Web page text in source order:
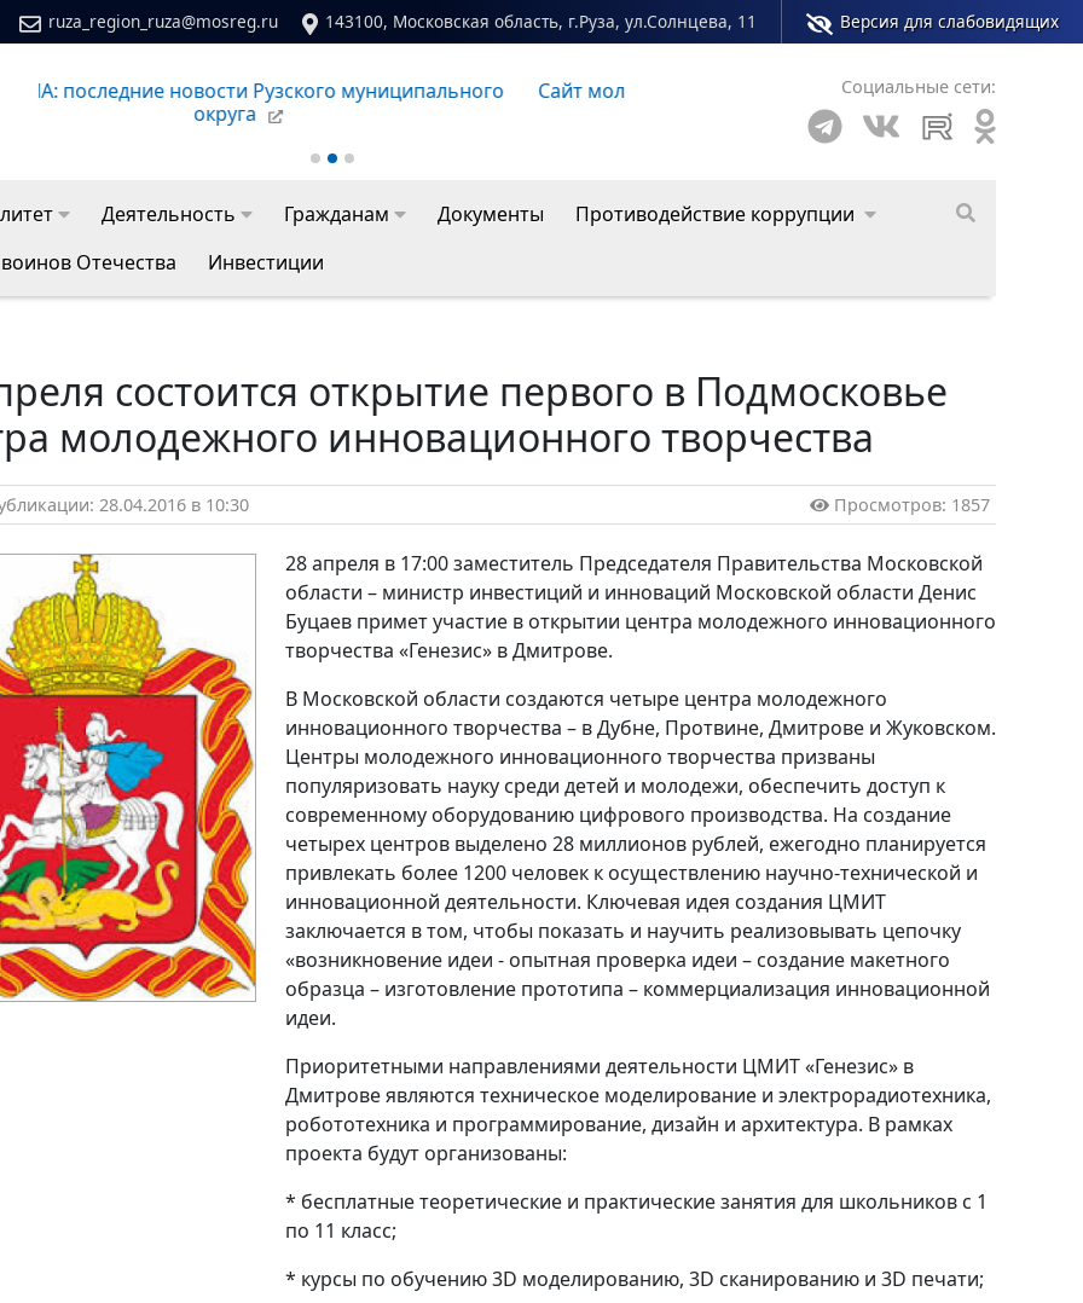
ruza_region_ruza@mosreg.ru 143100, Московская область, г.Руза, ул.Солнцева, 11 Версия для слабовидящих
Сайт молодежного центра Рузского муниципального округа Социальные сети:
Деятельность Гражданам Документы
Противодействие коррупции
Отечества
Инвестиции
состоится открытие первого в Подмосковье
молодежного инновационного творчества
28.04.2016 в 10:30 Просмотров: 1857
28 апреля в 17:00 заместитель Председателя Правительства Московской
области – министр инвестиций и инноваций Московской области Денис
Буцаев примет участие в открытии центра молодежного инновационного
творчества «Генезис» в Дмитрове.
В Московской области создаются четыре центра молодежного
инновационного творчества – в Дубне, Протвине, Дмитрове и Жуковском.
Центры молодежного инновационного творчества призваны
популяризовать науку среди детей и молодежи, обеспечить доступ к
современному оборудованию цифрового производства. На создание
четырех центров выделено 28 миллионов рублей, ежегодно планируется
привлекать более 1200 человек к осуществлению научно-технической и
инновационной деятельности. Ключевая идея создания ЦМИТ
заключается в том, чтобы показать и научить реализовывать цепочку
«возникновение идеи - опытная проверка идеи – создание макетного
образца – изготовление прототипа – коммерциализация инновационной
идеи.
Приоритетными направлениями деятельности ЦМИТ «Генезис» в
Дмитрове являются техническое моделирование и электрорадиотехника,
робототехника и программирование, дизайн и архитектура. В рамках
проекта будут организованы:
* бесплатные теоретические и практические занятия для школьников с 1
по 11 класс;
* курсы по обучению 3D моделированию, 3D сканированию и 3D печати;